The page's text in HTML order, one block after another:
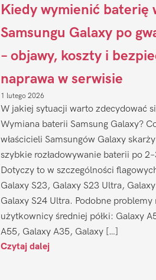
Kiedy wymienić baterię
Samsungu Galaxy po
– objawy, koszty i
naprawa w serwisie
1 lutego 2026
W jakiej sytuacji warto zdecydować
Wymiana baterii Samsung Galaxy?
właścicieli Samsungów Galaxy
szybkie rozładowywanie baterii po
Dotyczy to w szczególności
Galaxy S23, Galaxy S23 Ultra,
Galaxy S24 Ultra. Podobne problemy
użytkownicy średniej półki: Galaxy
A55, Galaxy A35, Galaxy […]
Czytaj dalej